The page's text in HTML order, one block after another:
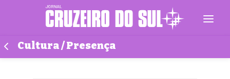
Cultura / Presença